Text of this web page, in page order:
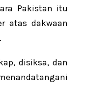
Pakistan itu
atas dakwaan
disiksa, dan